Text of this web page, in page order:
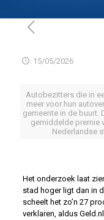
15/05/2026
Autobezitters die in
meer voor hun
gemeente in de buurt.
gemiddelde premie
Nederlandse
Het onderzoek laat
stad hoger ligt dan in
scheelt het zo’n 27
verklaren, aldus